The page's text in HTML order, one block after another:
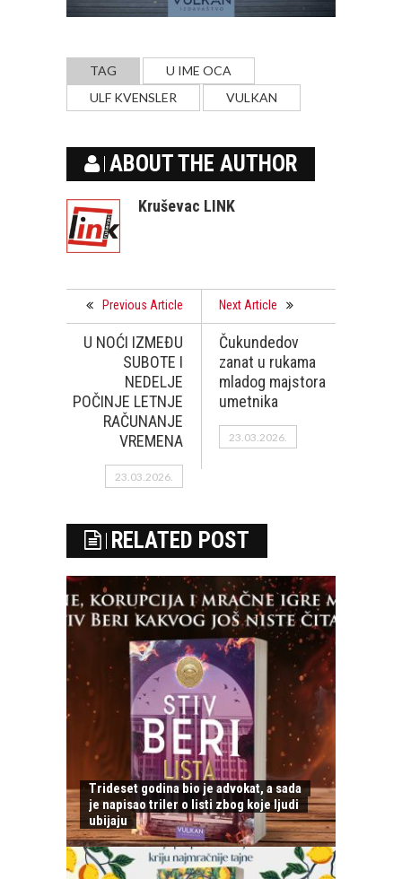
TAG
U IME OCA
ULF KVENSLER
VULKAN
ABOUT THE AUTHOR
Kruševac LINK
Previous Article
U NOĆI IZMEĐU
SUBOTE I
NEDELJE
POČINJE LETNJE
RAČUNANJE
VREMENA
23.03.2026.
Next Article
Čukundedov
zanat u rukama
mladog majstora
umetnika
23.03.2026.
RELATED POST
Trideset godina bio je advokat, a sada
je napisao triler o listi zbog koje ljudi
ubijaju